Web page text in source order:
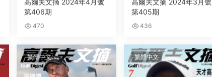
高爾夫文摘 2024年4月號
第406期
470
高爾夫文摘 2024年3月號
第405期
436
繁體中文 繁體中文